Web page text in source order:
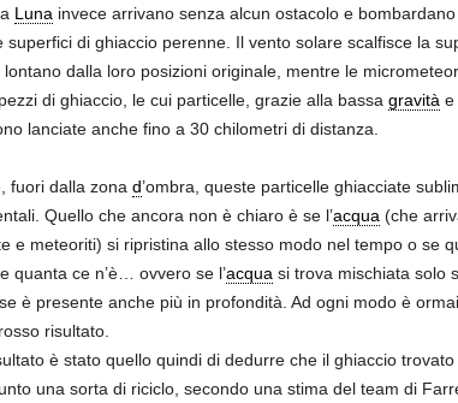
Luna invece arrivano senza alcun ostacolo e
superfici di ghiaccio perenne. Il vento solare scalfisce la
lontano dalla loro posizioni originale, mentre le
di ghiaccio, le cui particelle, grazie alla bassa gravità e
lanciate anche fino a 30 chilometri di distanza.
fuori dalla zona d’ombra, queste particelle ghiacciate
Quello che ancora non è chiaro è se l’acqua (che
e meteoriti) si ripristina allo stesso modo nel tempo o se
quanta ce n’è… ovvero se l’acqua si trova mischiata solo
è presente anche più in profondità. Ad ogni modo è
risultato.
è stato quello quindi di dedurre che il ghiaccio
una sorta di riciclo, secondo una stima del team di